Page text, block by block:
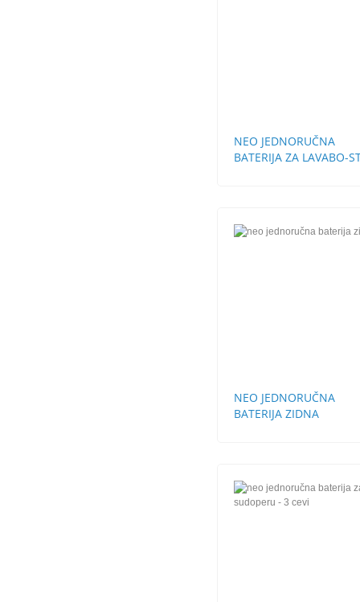
NEO JEDNORUČNA
BATERIJA ZA LAVABO-
NEO JEDNORUČNA
BATERIJA ZIDNA